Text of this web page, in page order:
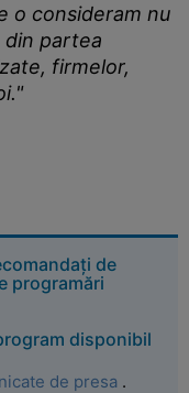
o consideram nu
din partea
firmelor,
de
programări
disponibil
de presa .